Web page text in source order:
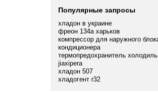
Mitsubishi (1)
Rechi (1)
ROHS (1)
Samsung
Secop (114)
Популярные запросы
хладон в украине
фреон 134а харьков
компрессор для наружного
кондиционера
термопредохранитель
jiaxipera
хладон 507
хладогент r32